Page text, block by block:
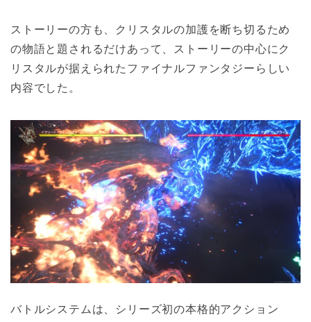
ストーリーの方も、クリスタルの加護を断ち切るため
の物語と題されるだけあって、ストーリーの中心にク
リスタルが据えられたファイナルファンタジーらしい
内容でした。
バトルシステムは、シリーズ初の本格的アクション